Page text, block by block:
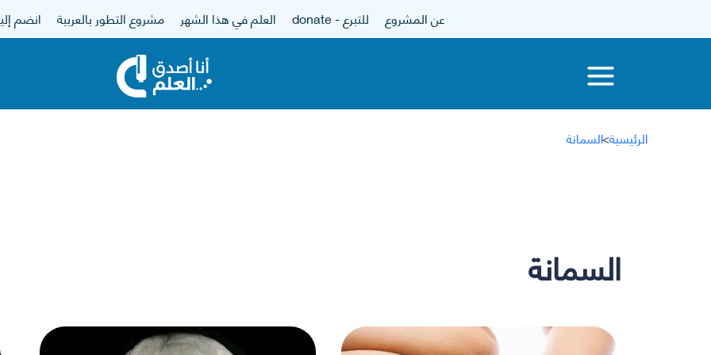
عن المشروع للتبرع - donate العلم في هذا الشهر مشروع التطور بالعربية انضم
الرئيسية>السمانة
السمانة